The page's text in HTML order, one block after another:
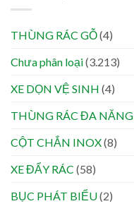
THÙNG RÁC GỖ(4)
Chưa phân loại(3.213)
XE DỌN VỆ SINH (4)
THÙNG RÁC ĐA NĂNG
CỘT CHẮN INOX(8)
XE ĐẨY RÁC (58)
BỤC PHÁT BIỂU(2)